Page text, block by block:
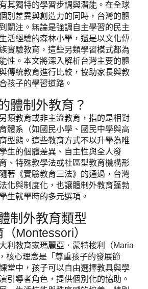
其獨特的學習步調與潛能。在全球
別差異與創造力的同時，台灣的體
關注。無論是強調自主學習的民主
活經驗的森林小學，還是以文化傳
實驗教育，這些另類學習模式都為
性。本文將深入解析台灣主要的體
傳統教育進行比較，協助家長與教
孩子的學習道路。
體制外教育？
類教育或非主流教育，指的是相對
體系（如國民小學、國民中學與高
型態。這些教育方式不以升學為唯
生的個體差異、自主性與全人發
、特殊教學法或社區型教育機構形
著《實驗教育三法》的通過，台灣
化與制度化，也讓體制外教育蓬勃
生就學時的多元選項。
制外教育類型
Montessori）
利教育家瑪麗亞．蒙特梭利（Maria
核心理念是「尊重孩子的發展節
堂中，孩子可以自由選擇教具與學
引導者角色，提供個別化的協助。